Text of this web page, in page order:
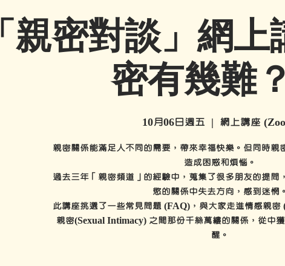
「親密對談」網
密有幾難
10月06日週五 網上講座
親密關係能滿足人不同的需要，帶來幸福快樂。但同時親
造成困惑和煩惱。
過去三年「親密頻道」的經驗中，蒐集了很多朋友的提問
慾的關係中失去方向，感到迷惘。
此講座挑選了一些常見問題 (FAQ)，與大家走進情感親
親密(Sexual Intimacy) 之間那份千絲萬縷的關係，從中
醒。